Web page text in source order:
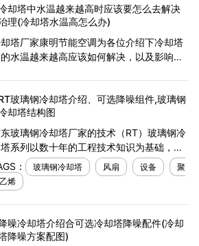
典型应用
却塔中水温越来越高时应该要怎么去解决
理(冷却塔水温高怎么办)
塔厂家康明节能空调为各位介绍下冷却塔
水温越来越高应该如何解决，以及影响传
玻璃钢冷却塔介绍、可选降噪组件,玻璃钢
却塔结构图
东玻璃钢冷却塔厂家的技术（RT）玻璃钢冷
系列以数十年的工程技术知识为基础，采
引风，逆流技术，可在任何气候下提供卓
运行优势。从性能到维护，它们都可以更
地工作。可提
： 玻璃钢冷却塔 风扇 设备
聚
烯
噪冷却塔介绍合可选冷却塔降噪配件(冷却
降噪方案配图)